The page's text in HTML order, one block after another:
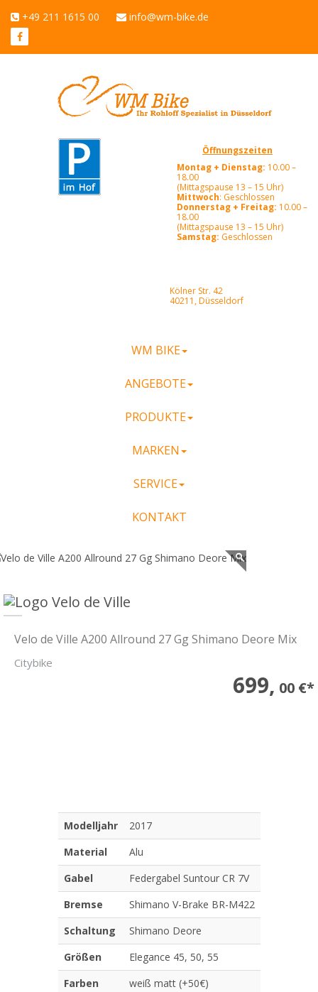
+49 211 1615 00 info@wm-bike.de
Öffnungszeiten
Montag + Dienstag: 10.00 –
18.00
(Mittagspause 13 – 15 Uhr)
Mittwoch: Geschlossen
Donnerstag + Freitag: 10.00 –
18.00
(Mittagspause 13 – 15 Uhr)
Samstag: Geschlossen
Kölner Str. 42
40211, Düsseldorf
WM BIKE
ANGEBOTE
PRODUKTE
MARKEN
SERVICE
KONTAKT
Velo de Ville A200 Allround 27 Gg Shimano Deore Mix
Citybike
699, 00 €*
Modelljahr
2017
Material
Alu
Gabel
Federgabel Suntour CR 7V
Bremse
Shimano V-Brake BR-M422
Schaltung
Shimano Deore
Größen
Elegance 45, 50, 55
Farben
weiß matt (+50€)